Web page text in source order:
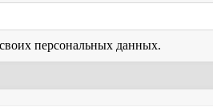
персональных данных.